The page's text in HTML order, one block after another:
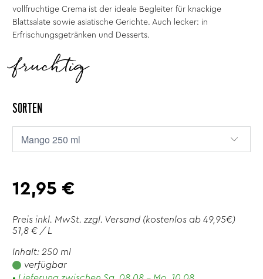
vollfruchtige Crema ist der ideale Begleiter für knackige
Blattsalate sowie asiatische Gerichte. Auch lecker: in
Erfrischungsgetränken und Desserts.
fruchtig
SORTEN
12,95 €
Preis inkl. MwSt. zzgl. Versand (kostenlos ab 49,95€)
51,8 € / L
Inhalt: 250 ml
verfügbar